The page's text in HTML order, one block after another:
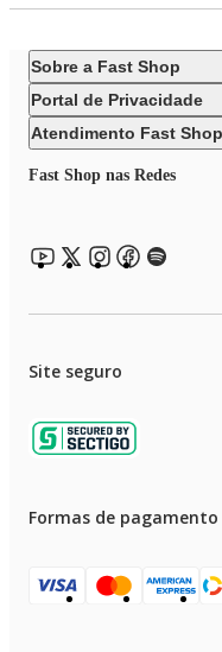
Sobre a Fast Shop
Portal de Privacidade
Atendimento Fast Shop
Fast Shop nas Redes
Site seguro
Formas de pagamento